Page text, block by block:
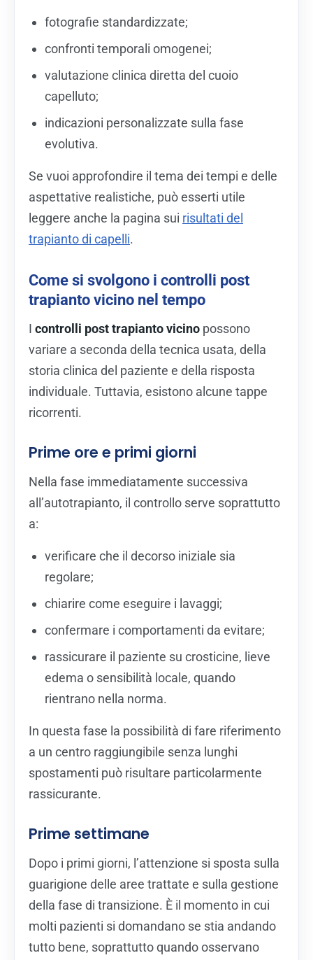
fotografie standardizzate;
confronti temporali omogenei;
valutazione clinica diretta del cuoio
capelluto;
indicazioni personalizzate sulla fase
evolutiva.
Se vuoi approfondire il tema dei tempi e delle
aspettative realistiche, può esserti utile
leggere anche la pagina sui risultati del
trapianto di capelli.
Come si svolgono i controlli post
trapianto vicino nel tempo
I controlli post trapianto vicino possono
variare a seconda della tecnica usata, della
storia clinica del paziente e della risposta
individuale. Tuttavia, esistono alcune tappe
ricorrenti.
Prime ore e primi giorni
Nella fase immediatamente successiva
all’autotrapianto, il controllo serve soprattutto
a:
verificare che il decorso iniziale sia
regolare;
chiarire come eseguire i lavaggi;
confermare i comportamenti da evitare;
rassicurare il paziente su crosticine, lieve
edema o sensibilità locale, quando
rientrano nella norma.
In questa fase la possibilità di fare riferimento
a un centro raggiungibile senza lunghi
spostamenti può risultare particolarmente
rassicurante.
Prime settimane
Dopo i primi giorni, l’attenzione si sposta sulla
guarigione delle aree trattate e sulla gestione
della fase di transizione. È il momento in cui
molti pazienti si domandano se stia andando
tutto bene, soprattutto quando osservano